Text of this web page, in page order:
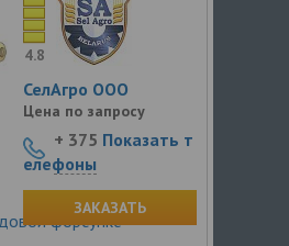
форсунке
4.8
СелАгро ООО
Цена по запросу
+ 375 Показать т
елефоны
ЗАКАЗАТЬ